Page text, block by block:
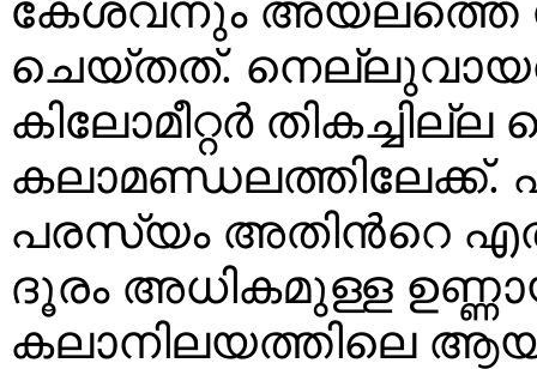
കേശവനും
ചെയ്തത്.
കിലോമീറ്റർ
പരസ്യം അതിൻറെ
ദൂരം അധികമുള്ള
കലാനിലയത്തിലെ